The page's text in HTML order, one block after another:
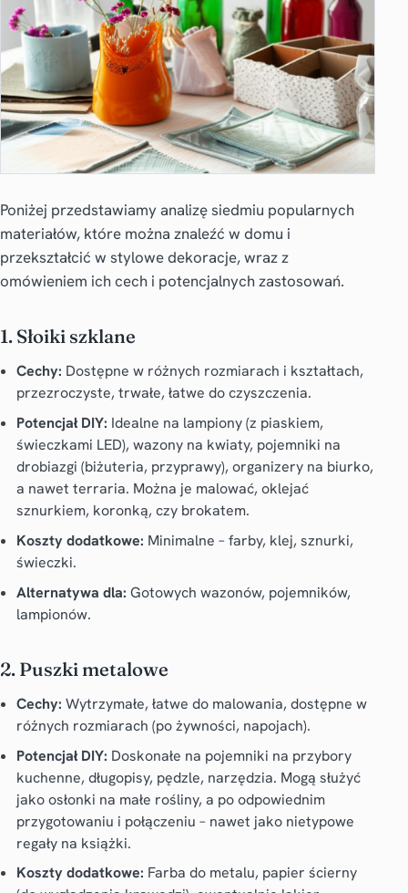
Poniżej przedstawiamy analizę siedmiu popularnych
materiałów, które można znaleźć w domu i
przekształcić w stylowe dekoracje, wraz z
omówieniem ich cech i potencjalnych zastosowań.
1. Słoiki szklane
Cechy: Dostępne w różnych rozmiarach i kształtach,
przezroczyste, trwałe, łatwe do czyszczenia.
Potencjał DIY: Idealne na lampiony (z piaskiem,
świeczkami LED), wazony na kwiaty, pojemniki na
drobiazgi (biżuteria, przyprawy), organizery na biurko,
a nawet terraria. Można je malować, oklejać
sznurkiem, koronką, czy brokatem.
Koszty dodatkowe: Minimalne – farby, klej, sznurki,
świeczki.
Alternatywa dla: Gotowych wazonów, pojemników,
lampionów.
2. Puszki metalowe
Cechy: Wytrzymałe, łatwe do malowania, dostępne w
różnych rozmiarach (po żywności, napojach).
Potencjał DIY: Doskonałe na pojemniki na przybory
kuchenne, długopisy, pędzle, narzędzia. Mogą służyć
jako osłonki na małe rośliny, a po odpowiednim
przygotowaniu i połączeniu – nawet jako nietypowe
regały na książki.
Koszty dodatkowe: Farba do metalu, papier ścierny